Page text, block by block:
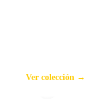
Ver colección →